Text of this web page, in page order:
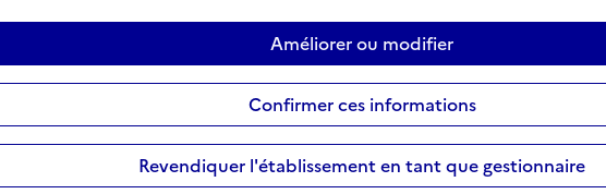
Améliorer ou modifier
Confirmer ces informations
Revendiquer l'établissement en tant que gestionnaire